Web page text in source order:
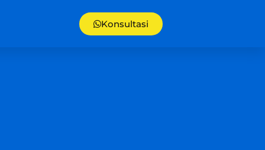
Konsultasi